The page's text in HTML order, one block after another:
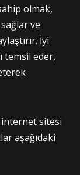
olmak,
ve
İyi
temsil eder,
internet sitesi
aşağıdaki